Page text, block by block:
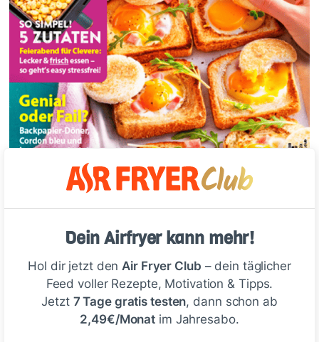
Dein Airfryer kann mehr!
Hol dir jetzt denAir Fryer Club – dein täglicher
Feed voller Rezepte, Motivation & Tipps.
Jetzt 7 Tage gratis testen, dann schon ab
2,49€/Monat im Jahresabo.